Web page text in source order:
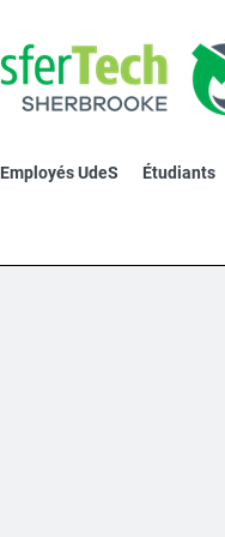
Employés UdeS Étudiants